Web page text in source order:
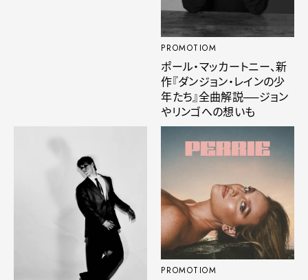
PROMOTIOM
ポール・マッカートニー、新
作『ダンジョン・レインの少
年たち』全曲解説──ジョン
やリンゴへの想いも
PROMOTIOM